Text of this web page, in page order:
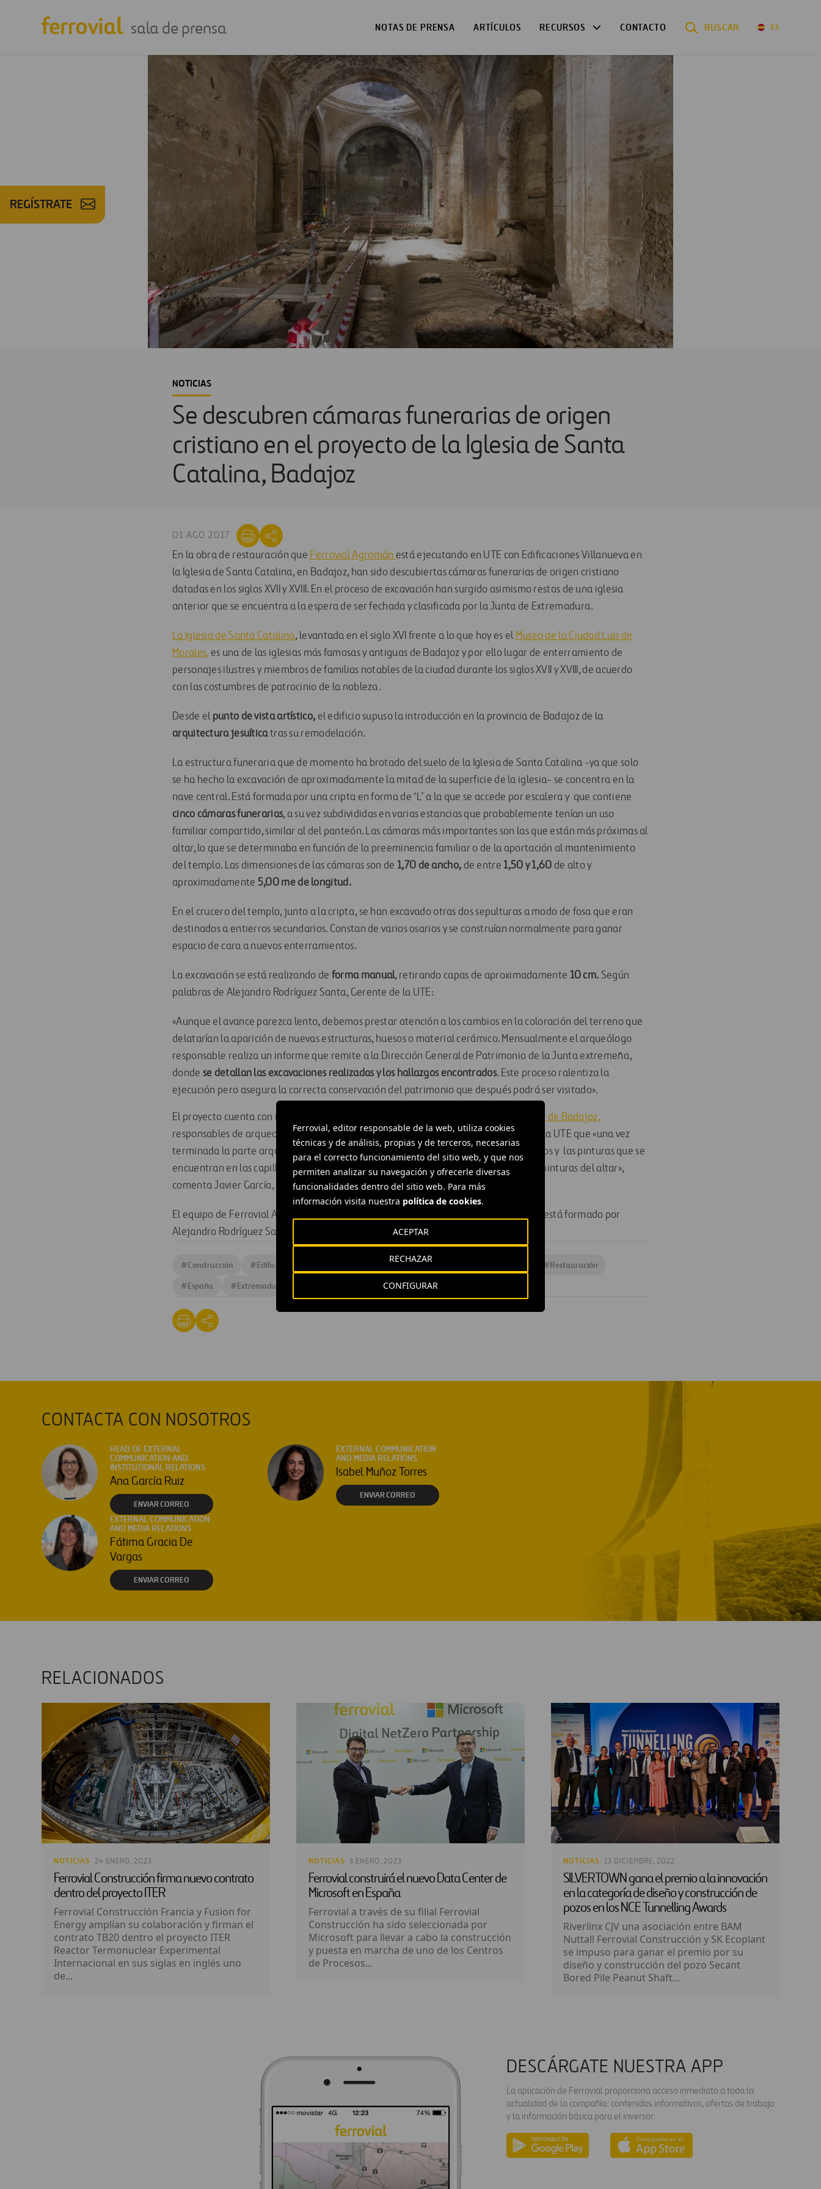
Ferrovial, editor responsable de la web, utiliza cookies
técnicas y de análisis, propias y de terceros, necesarias
para el correcto funcionamiento del sitio web, y que nos
permiten analizar su navegación y ofrecerle diversas
funcionalidades dentro del sitio web. Para más
información visita nuestra política de cookies.
CONFIGURAR
RECHAZAR
ACEPTAR
sala de prensa NOTAS DE PRENSA ARTÍCULOS RECURSOS CONTACTO BUSCAR ES
REGÍSTRATE
NOTICIAS
Se descubren cámaras funerarias de origen
cristiano en el proyecto de la Iglesia de Santa
Catalina, Badajoz
01 AGO 2017
En la obra de restauración que Ferrovial Agromán está ejecutando en UTE con Edificaciones Villanueva en
la Iglesia de Santa Catalina, en Badajoz, han sido descubiertas cámaras funerarias de origen cristiano
datadas en los siglos XVII y XVIII. En el proceso de excavación han surgido asimismo restos de una iglesia
anterior que se encuentra a la espera de ser fechada y clasificada por la Junta de Extremadura.
La Iglesia de Santa Catalina, levantada en el siglo XVI frente a lo que hoy es el Museo de la Ciudad Luis de
Morales,es una de las iglesias más famosas y antiguas de Badajoz y por ello lugar de enterramiento de
personajes ilustres y miembros de familias notables de la ciudad durante los siglos XVII y XVIII, de acuerdo
con las costumbres de patrocinio de la nobleza.
Desde el punto de vista artístico, el edificio supuso la introducción en la provincia de Badajoz de la
arquitectura jesuíticatras su remodelación.
La estructura funeraria que de momento ha brotado del suelo de la Iglesia de Santa Catalina -ya que solo
se ha hecho la excavación de aproximadamente la mitad de la superficie de la iglesia- se concentra en la
nave central. Está formada por una cripta en forma de ‘L’ a la que se accede por escalera y que contiene
cinco cámaras funerarias, a su vez subdivididas en varias estancias que probablemente tenían un uso
familiar compartido, similar al del panteón. Las cámaras más importantes son las que están más próximas al
altar, lo que se determinaba en función de la preeminencia familiar o de la aportación al mantenimiento
del templo. Las dimensiones de las cámaras son de 1,70 de ancho, de entre 1,50 y 1,60 de alto y
aproximadamente 5,00 me de longitud.
En el crucero del templo, junto a la cripta, se han excavado otras dos sepulturas a modo de fosa que eran
destinados a entierros secundarios. Constan de varios osarios y se construían normalmente para ganar
espacio de cara a nuevos enterramientos.
La excavación se está realizando de forma manual, retirando capas de aproximadamente 10 cm. Según
palabras de Alejandro Rodríguez Santa, Gerente de la UTE:
«Aunque el avance parezca lento, debemos prestar atención a los cambios en la coloración del terreno que
delatarían la aparición de nuevas estructuras, huesos o material cerámico. Mensualmente el arqueólogo
responsable realiza un informe que remite a la Dirección General de Patrimonio de la Junta extremeña,
donde se detallan las excavaciones realizadas y los hallazgos encontrados. Este proceso ralentiza la
ejecución pero asegura la correcta conservación del patrimonio que después podrá ser visitado».
El proyecto cuenta con un equipo de gestión formado por técnicos del
Ayuntamiento de Badajoz,
responsables de arqueología de laJunta de Extremadura y miembros del equipo de la UTE que «una vez
terminada la parte arqueológica, iniciará la restauración y consolidación de los muros y las pinturas que se
encuentran en las capillas, así como del serigrafiado de la bóveda y la fijación de las pinturas del altar»,
comenta Javier García, Subdirector de Madrid Edificación II y Extremadura.
El equipo de Ferrovial Agroman, dependiente de Juan Luis Junguito y Javier García, está formado por
Alejandro Rodríguez Santa y el Encargado de Obra, Pedro Carranza.
#Construcción #Edificación Proyectos #Rehabilitación y Conservación #Restauración
#España #Extremadura Ferrovial Construcción
CONTACTA CON NOSOTROS
HEAD OF EXTERNAL
COMMUNICATION AND
INSTITUTIONAL RELATIONS
Ana García Ruiz
ENVIAR CORREO
EXTERNAL COMMUNICATION
AND MEDIA RELATIONS
Isabel Muñoz Torres
ENVIAR CORREO
EXTERNAL COMMUNICATION
AND MEDIA RELATIONS
Fátima Gracia De
Vargas
ENVIAR CORREO
RELACIONADOS
NOTICIAS · 24 ENERO, 2023
Ferrovial Construcción firma nuevo contrato
dentro del proyecto ITER
Ferrovial Construcción Francia y Fusion for
Energy amplían su colaboración y firman el
contrato TB20 dentro el proyecto ITER
Reactor Termonuclear Experimental
Internacional en sus siglas en inglés uno
de...
NOTICIAS · 3 ENERO, 2023
Ferrovial construirá el nuevo Data Center de
Microsoft en España
Ferrovial a través de su filial Ferrovial
Construcción ha sido seleccionada por
Microsoft para llevar a cabo la construcción
y puesta en marcha de uno de los Centros
de Procesos...
NOTICIAS · 13 DICIEMBRE, 2022
SILVERTOWN gana el premio a la innovación
en la categoría de diseño y construcción de
pozos en los NCE Tunnelling Awards
Riverlinx CJV una asociación entre BAM
Nuttall Ferrovial Construcción y SK Ecoplant
se impuso para ganar el premio por su
diseño y construcción del pozo Secant
Bored Pile Peanut Shaft...
DESCÁRGATE NUESTRA APP
La aplicación de Ferrovial proporciona acceso inmediato a toda la
actualidad de la compañía: contenidos informativos, ofertas de trabajo
y la información básica para el inversor.